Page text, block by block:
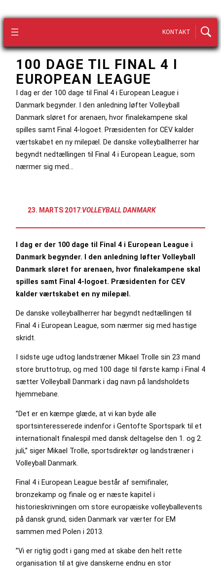
KONTAKT
100 DAGE TIL FINAL 4 I
EUROPEAN LEAGUE
I dag er der 100 dage til Final 4 i European League i
Danmark begynder. I den anledning løfter Volleyball
Danmark sløret for arenaen, hvor finalekampene skal
spilles samt Final 4-logoet. Præsidenten for CEV kalder
værtskabet en ny milepæl. De danske volleyballherrer har
begyndt nedtællingen til Final 4 i European League, som
nærmer sig med…
23. MARTS 2017:VOLLEYBALL DANMARK
I dag er der 100 dage til Final 4 i European League i
Danmark begynder. I den anledning løfter Volleyball
Danmark sløret for arenaen, hvor finalekampene skal
spilles samt Final 4-logoet. Præsidenten for CEV
kalder værtskabet en ny milepæl.
De danske volleyballherrer har begyndt nedtællingen til
Final 4 i European League, som nærmer sig med hastige
skridt.
I sidste uge udtog landstræner Mikael Trolle sin 23 mand
store bruttotrup, og med 100 dage til første kamp i Final 4
sætter Volleyball Danmark i dag navn på landsholdets
hjemmebane.
”Det er en kæmpe glæde, at vi kan byde alle
sportsinteresserede indenfor i Gentofte Sportspark til et
internationalt finalespil med dansk deltagelse den 1. og 2.
juli,” siger Mikael Trolle, sportsdirektør og landstræner i
Volleyball Danmark.
Final 4 i European League består af semifinaler,
bronzekamp og finale og er næste kapitel i
historieskrivningen om store europæiske volleyballevents
på dansk grund, siden Danmark var værter for EM
sammen med Polen i 2013.
”Vi er rigtig godt i gang med at skabe den helt rette
organisation til at give danskerne endnu en stor